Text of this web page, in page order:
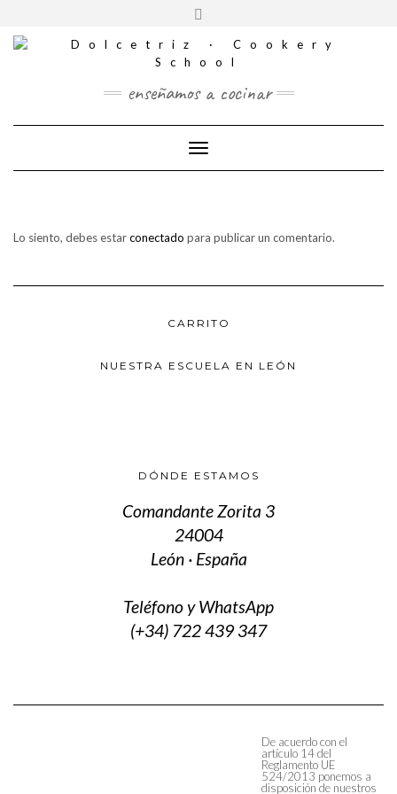
contenido
CONTACTO
SOCIALEScabecera
enseñamos a cocinar
Cambiar modo de navegación
Lo siento, debes estarconectado para publicar un comentario.
CARRITO
NUESTRA ESCUELA EN LEÓN
DÓNDE ESTAMOS
Comandante Zorita 3
24004
León · España
Teléfono y WhatsApp
(+34) 722 439 347
De acuerdo con el
artículo 14 del
Reglamento UE
524/2013 ponemos a
disposición de nuestros